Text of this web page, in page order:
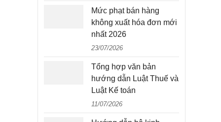
Mức phạt bán hàng
không xuất hóa đơn mới
nhất 2026
23/07/2026
Tổng hợp văn bản
hướng dẫn Luật Thuế và
Luật Kế toán
11/07/2026